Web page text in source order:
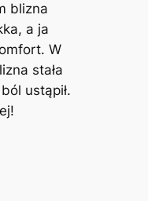
blizna
a ja
W
stała
ustąpił.